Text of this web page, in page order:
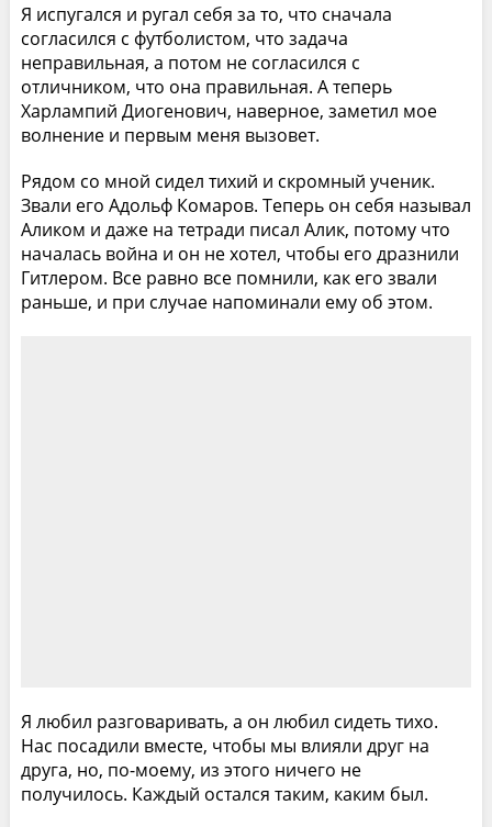
Я испугался и ругал себя за то, что сначала
согласился с футболистом, что задача
неправильная, а потом не согласился с
отличником, что она правильная. А теперь
Харлампий Диогенович, наверное, заметил мое
волнение и первым меня вызовет.
Рядом со мной сидел тихий и скромный ученик.
Звали его Адольф Комаров. Теперь он себя называл
Аликом и даже на тетради писал Алик, потому что
началась война и он не хотел, чтобы его дразнили
Гитлером. Все равно все помнили, как его звали
раньше, и при случае напоминали ему об этом.
Я любил разговаривать, а он любил сидеть тихо.
Нас посадили вместе, чтобы мы влияли друг на
друга, но, по-моему, из этого ничего не
получилось. Каждый остался таким, каким был.